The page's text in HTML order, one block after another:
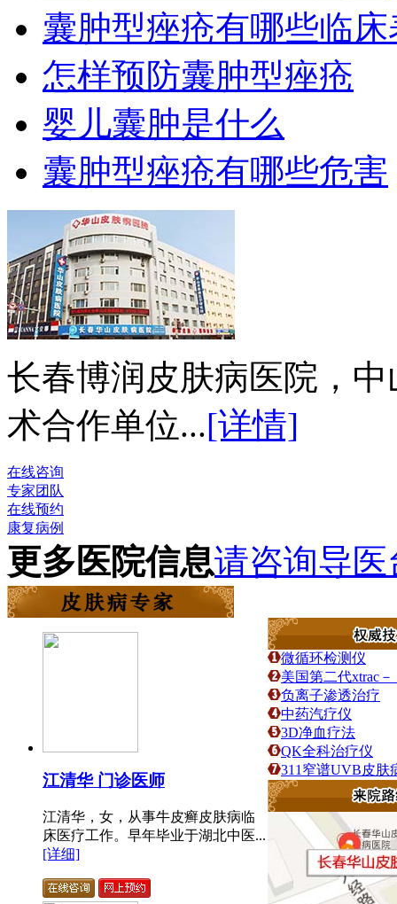
囊肿型痤疮有哪些临床
怎样预防囊肿型痤疮
婴儿囊肿是什么
囊肿型痤疮有哪些危害
长春博润皮肤病医院，
术合作单位...[详情]
在线咨询
专家团队
在线预约
康复病例
更多医院信息请咨询导医
江清华 门诊医师
江清华，女，从事牛皮癣皮肤病临
床医疗工作。早年毕业于湖北中医...
[详细]
微循环检测仪
美国第二代xtrac
负离子渗透治疗
中药汽疗仪
3D净血疗法
QK全科治疗仪
311窄谱UVB皮肤